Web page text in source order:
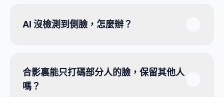
AI 沒檢測到側臉，怎麼辦？
合影裏能只打碼部分人的臉，保留其他人
嗎？